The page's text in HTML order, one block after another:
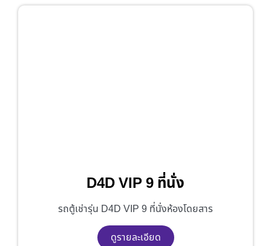
D4D VIP 9 ที่นั่ง
รถตู้เช่ารุ่น D4D VIP 9 ที่นั่งห้องโดยสาร
ดูรายละเอียด